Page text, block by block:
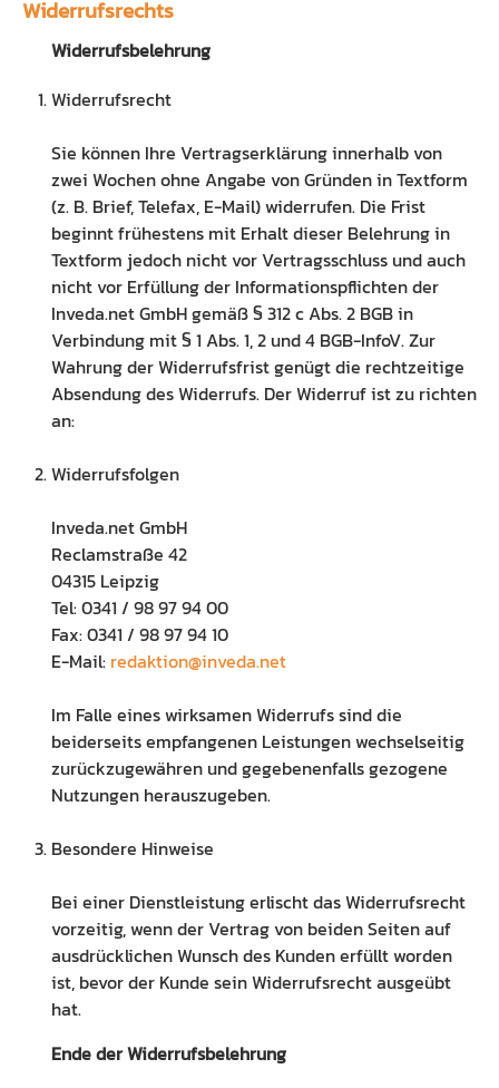
Widerrufsrechts
Widerrufsbelehrung
Widerrufsrecht
Sie können Ihre Vertragserklärung innerhalb von
zwei Wochen ohne Angabe von Gründen in Textform
(z. B. Brief, Telefax, E-Mail) widerrufen. Die Frist
beginnt frühestens mit Erhalt dieser Belehrung in
Textform jedoch nicht vor Vertragsschluss und auch
nicht vor Erfüllung der Informationspflichten der
Inveda.net GmbH gemäß § 312 c Abs. 2 BGB in
Verbindung mit § 1 Abs. 1, 2 und 4 BGB-InfoV. Zur
Wahrung der Widerrufsfrist genügt die rechtzeitige
Absendung des Widerrufs. Der Widerruf ist zu richten
an:
Widerrufsfolgen
Inveda.net GmbH
Reclamstraße 42
04315 Leipzig
Tel: 0341 / 98 97 94 00
Fax: 0341 / 98 97 94 10
E-Mail: redaktion@inveda.net
Im Falle eines wirksamen Widerrufs sind die
beiderseits empfangenen Leistungen wechselseitig
zurückzugewähren und gegebenenfalls gezogene
Nutzungen herauszugeben.
Besondere Hinweise
Bei einer Dienstleistung erlischt das Widerrufsrecht
vorzeitig, wenn der Vertrag von beiden Seiten auf
ausdrücklichen Wunsch des Kunden erfüllt worden
ist, bevor der Kunde sein Widerrufsrecht ausgeübt
hat.
Ende der Widerrufsbelehrung